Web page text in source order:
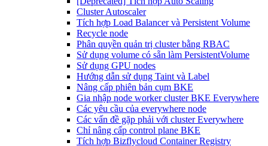
Cluster Autoscaler
Tích hợp Load Balancer và Persistent Volume
Recycle node
Phân quyền quản trị cluster bằng RBAC
Sử dụng volume có sẵn làm PersistentVolume
Sử dụng GPU nodes
Hướng dẫn sử dụng Taint và Label
Nâng cấp phiên bản cụm BKE
Gia nhập node worker cluster BKE Everywhere
Các yêu cầu của everywhere node
Các vấn đề gặp phải với cluster Everywhere
Chỉ nâng cấp control plane BKE
Tích hợp Bizflycloud Container Registry